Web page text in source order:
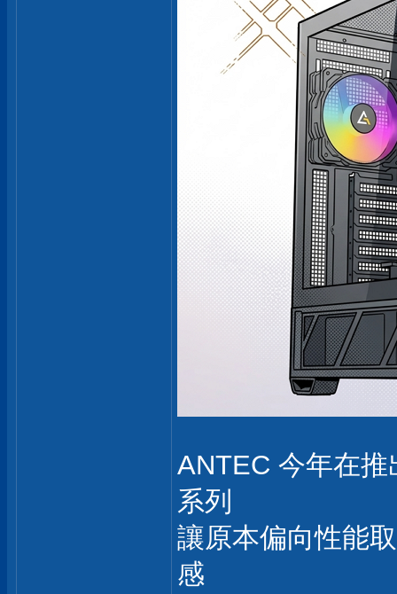
ANTEC 今年在
系列
讓原本偏向性能
感